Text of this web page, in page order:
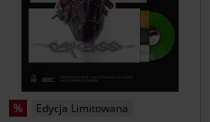
% Edycja Limitowana